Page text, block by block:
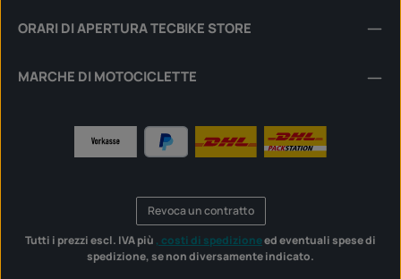
ORARI DI APERTURA TECBIKE STORE
MARCHE DI MOTOCICLETTE
Revoca un contratto
Tutti i prezzi escl. IVA più , costi di spedizioneed eventuali spese di
spedizione, se non diversamente indicato.